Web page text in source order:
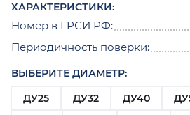
ХАРАКТЕРИСТИКИ:
Номер в ГРСИ РФ:
Периодичность поверки:
ВЫБЕРИТЕ ДИАМЕТР:
ДУ25
ДУ32 ДУ40